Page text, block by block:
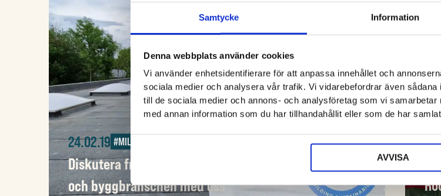
Samtycke Information
Denna webbplats använder cookies
Vi använder enhetsidentifierare för att anpassa innehållet och
sociala medier och analysera vår trafik. Vi vidarebefordrar även
till de sociala medier och annons- och analysföretag som vi
med annan information som du har tillhandahållit eller som de har
AVVISA
24.02.19 #MILJÖ
Diskutera framtiden för måleri-
och byggbranschen med oss